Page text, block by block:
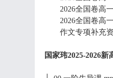
​​​​​​​2026全国卷高一
​​​​​​​2026全国卷高一
作文专项补充资
国家玮2025-2026